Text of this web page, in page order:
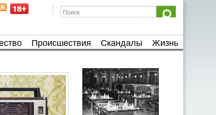
Происшествия Скандалы Жизнь